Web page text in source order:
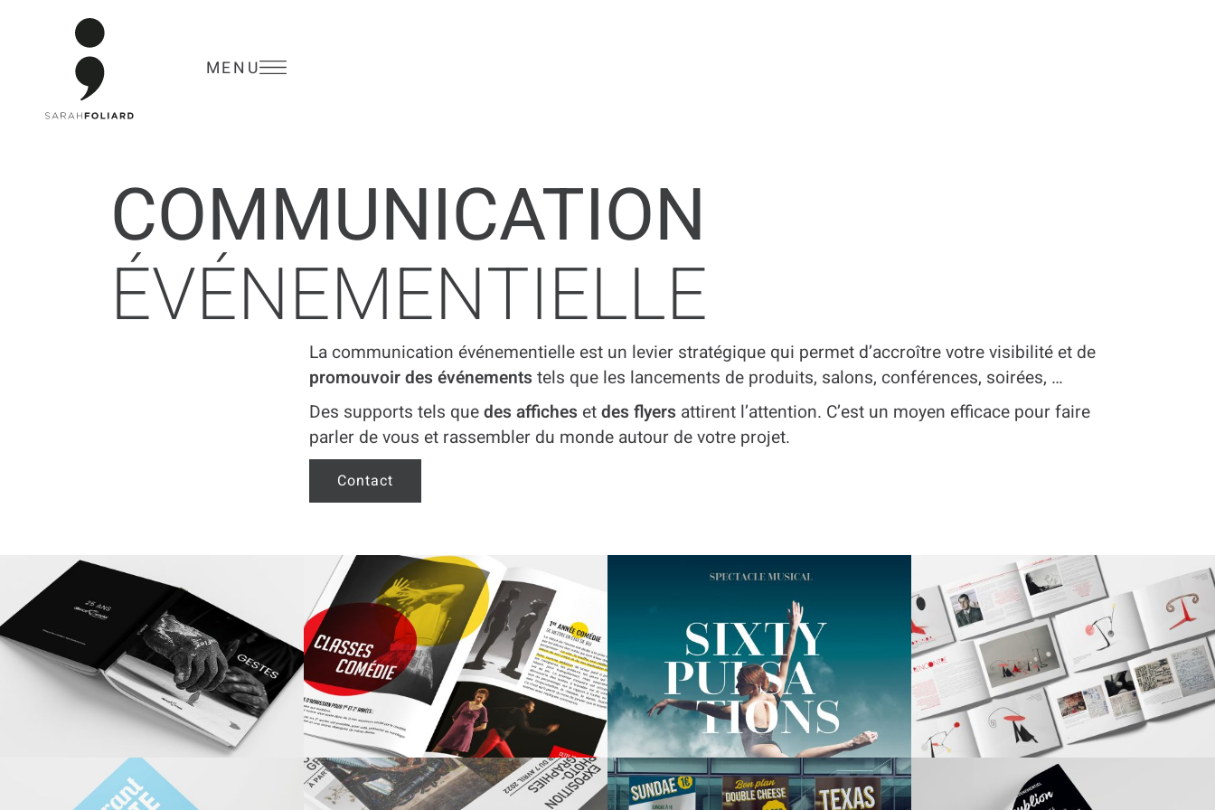
MENU
COMMUNICATION
ÉVÉNEMENTIELLE
La communication événementielle est un levier stratégique qui permet d’accroître votre visibilité et de
promouvoir des événements tels que les lancements de produits, salons, conférences, soirées, …
Des supports tels quedes affiches etdes flyers attirent l’attention. C’est un moyen efficace pour faire
parler de vous et rassembler du monde autour de votre projet.
Contact
ÉVÉNEMENTIEL
DOSSIER SIXTY
PULSATIONS
ÉVÉNEMENTIEL
CATALOGUE
ÉVÉNEMENTIEL
AFFICHE NATHALIE
MAZÉAS
ÉVÉNEMENTIEL
ALICE CHAKE’N
BURGER
ÉVÉNEMENTIEL
AFFICHE LE TRUBLION